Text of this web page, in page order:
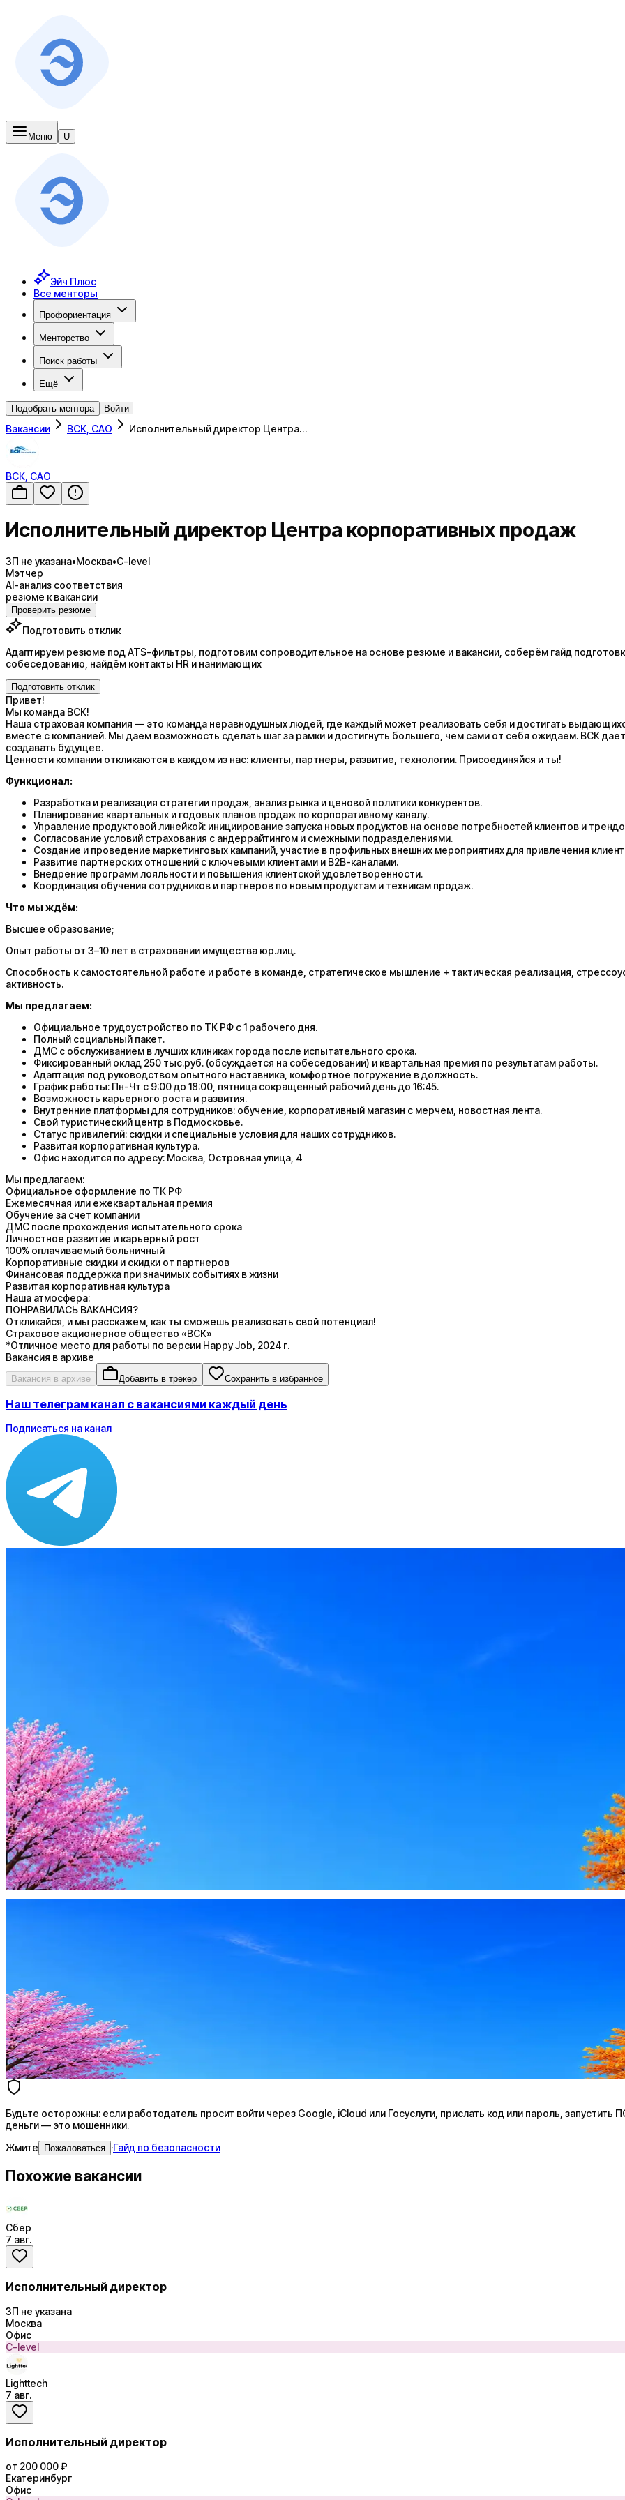
Меню U
Эйч Плюс
Все менторы
Профориентация
Менторство
Поиск работы
Ещё
Подобрать ментора Войти
Вакансии ВСК, САО Исполнительный директор Центра…
ВСК, САО
Исполнительный директор Центра корпоративных продаж
ЗП не указана•Москва•C-level
Мэтчер
AI-анализ соответствия
резюме к вакансии
Проверить резюме
Подготовить отклик
Адаптируем резюме под ATS-фильтры, подготовим сопроводительное на основе резюме и вакансии, соберём гайд
собеседованию, найдём контакты HR и нанимающих
Подготовить отклик
Привет!
Мы команда ВСК!
Наша страховая компания — это команда неравнодушных людей, где каждый может реализовать себя и достигать
вместе с компанией. Мы даем возможность сделать шаг за рамки и достигнуть большего, чем сами от себя ожидаем. ВСК
создавать будущее.
Ценности компании откликаются в каждом из нас: клиенты, партнеры, развитие, технологии. Присоединяйся и ты!
Функционал:
Разработка и реализация стратегии продаж, анализ рынка и ценовой политики конкурентов.
Планирование квартальных и годовых планов продаж по корпоративному каналу.
Управление продуктовой линейкой: инициирование запуска новых продуктов на основе потребностей клиентов и
Согласование условий страхования с андеррайтингом и смежными подразделениями.
Создание и проведение маркетинговых кампаний, участие в профильных внешних мероприятиях для привлечения
Развитие партнерских отношений с ключевыми клиентами и B2B-каналами.
Внедрение программ лояльности и повышения клиентской удовлетворенности.
Координация обучения сотрудников и партнеров по новым продуктам и техникам продаж.
Что мы ждём:
Высшее образование;
Опыт работы от 3–10 лет в страховании имущества юр.лиц.
Способность к самостоятельной работе и работе в команде, стратегическое мышление + тактическая реализация,
активность.
Мы предлагаем:
Официальное трудоустройство по ТК РФ с 1 рабочего дня.
Полный социальный пакет.
ДМС с обслуживанием в лучших клиниках города после испытательного срока.
Фиксированный оклад 250 тыс.руб. (обсуждается на собеседовании) и квартальная премия по результатам работы.
Адаптация под руководством опытного наставника, комфортное погружение в должность.
График работы: Пн-Чт с 9:00 до 18:00, пятница сокращенный рабочий день до 16:45.
Возможность карьерного роста и развития.
Внутренние платформы для сотрудников: обучение, корпоративный магазин с мерчем, новостная лента.
Свой туристический центр в Подмосковье.
Статус привилегий: скидки и специальные условия для наших сотрудников.
Развитая корпоративная культура.
Офис находится по адресу: Москва, Островная улица, 4
Мы предлагаем:
Официальное оформление по ТК РФ
Ежемесячная или ежеквартальная премия
Обучение за счет компании
ДМС после прохождения испытательного срока
Личностное развитие и карьерный рост
100% оплачиваемый больничный
Корпоративные скидки и скидки от партнеров
Финансовая поддержка при значимых событиях в жизни
Развитая корпоративная культура
Наша атмосфера:
ПОНРАВИЛАСЬ ВАКАНСИЯ?
Откликайся, и мы расскажем, как ты сможешь реализовать свой потенциал!
Страховое акционерное общество «ВСК»
*Отличное место для работы по версии Happy Job, 2024 г.
Вакансия в архиве
Вакансия в архиве Добавить в трекер Сохранить в избранное
Наш телеграм канал с вакансиями каждый день
Подписаться на канал
AI генерация сопроводительных писем
4 990 ₽/мес
Купить доступ
Будьте осторожны: если работодатель просит войти через Google, iCloud или Госуслуги, прислать код или пароль, запустить
деньги — это мошенники.
Жмите Пожаловаться ·Гайд по безопасности
Стратегия поиска с AI: рынки, позиции, вилка, каналы
AI-адаптация отклика под вакансию
AI генерация сопроводительных писем
4 990 ₽/мес
Купить доступ
Будьте осторожны: если работодатель просит войти через Google, iCloud или Госуслуги, прислать код или пароль, запустить
деньги — это мошенники.
Жмите
Пожаловаться ·Гайд по безопасности
Похожие вакансии
Сбер
7 авг.
Исполнительный директор
ЗП не указана
Москва
Офис
C-level
Lighttech
7 авг.
Исполнительный директор
от 200 000 ₽
Екатеринбург
Офис